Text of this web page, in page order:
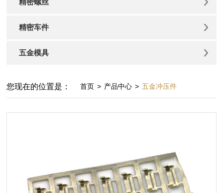
精密螺丝
精密车件
五金模具
您现在的位置是： 首页 > 产品中心 > 五金冲压件